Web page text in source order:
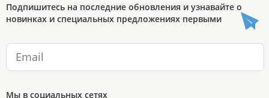
Подпишитесь на последние обновления и узнавайте о
новинках и специальных предложениях первыми
Мы в социальных сетях